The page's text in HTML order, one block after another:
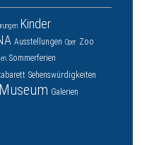
Kinder
Ausstellungen Oper Zoo
Sommerferien
Sehenswürdigkeiten
Museum Galerien